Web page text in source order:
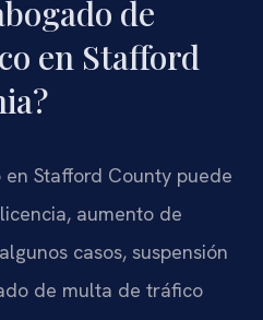
de
en Stafford
Stafford County puede
aumento de
casos, suspensión
de multa de tráfico